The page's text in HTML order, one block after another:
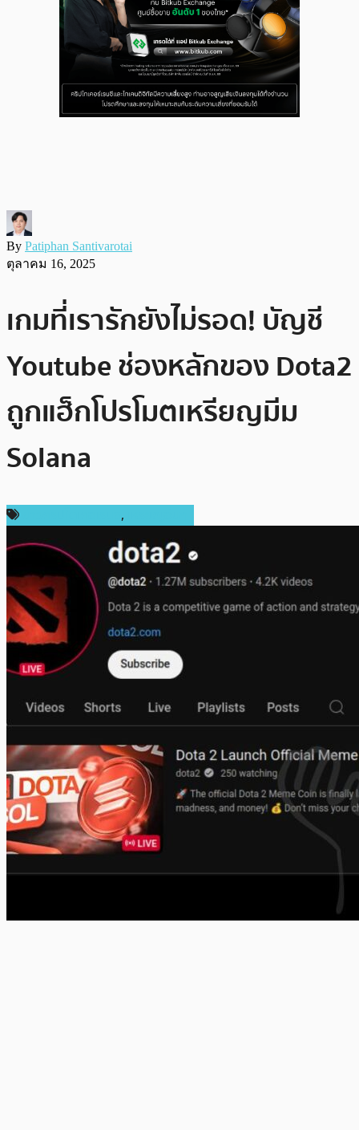
By Patiphan Santivarotai
ตุลาคม 16, 2025
เกมที่เรารักยังไม่รอด! บัญชี
Youtube ช่องหลักของ Dota2
ถูกแฮ็กโปรโมตเหรียญมีม
Solana
,